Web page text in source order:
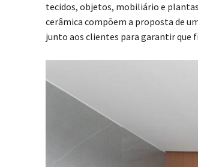
tecidos, objetos, mobiliário e
cerâmica compõem a proposta de
junto aos clientes para garantir que